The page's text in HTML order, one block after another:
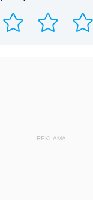
REKLAMA